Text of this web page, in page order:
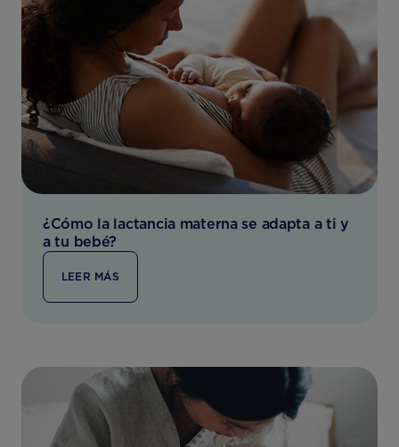
¿Cómo la lactancia materna se adapta a ti y
a tu bebé?
LEER MÁS